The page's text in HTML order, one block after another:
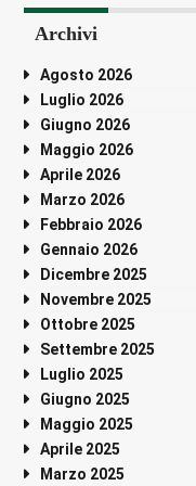
Archivi
Agosto 2026
Luglio 2026
Giugno 2026
Maggio 2026
Aprile 2026
Marzo 2026
Febbraio 2026
Gennaio 2026
Dicembre 2025
Novembre 2025
Ottobre 2025
Settembre 2025
Luglio 2025
Giugno 2025
Maggio 2025
Aprile 2025
Marzo 2025